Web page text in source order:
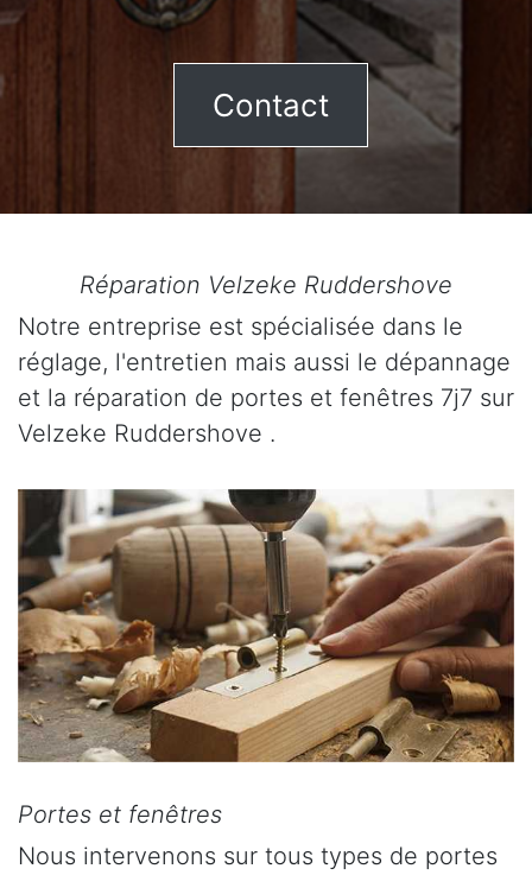
Contact
Réparation Velzeke Ruddershove
Notre entreprise est spécialisée dans le
réglage, l'entretien mais aussi le dépannage
et la réparation de portes et fenêtres 7j7 sur
Velzeke Ruddershove .
Portes et fenêtres
Nous intervenons sur tous types de portes